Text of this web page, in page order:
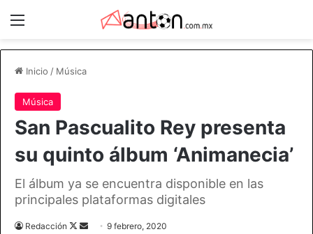
Menú
Inicio / Música
Música
San Pascualito Rey presenta
su quinto álbum ‘Animanecia’
El álbum ya se encuentra disponible en las
principales plataformas digitales
Redacción
Follow
Send9 febrero, 2020